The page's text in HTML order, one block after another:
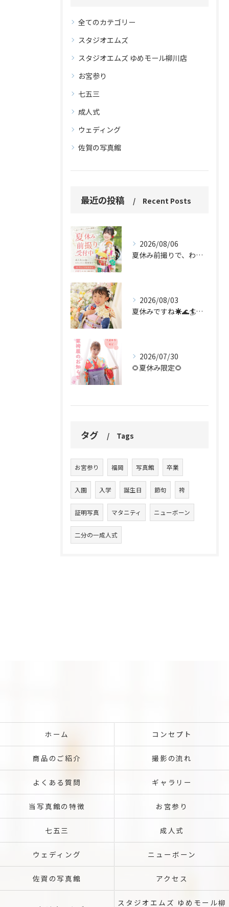
全てのカテゴリー
スタジオエムズ
スタジオエムズ ゆめモール柳川店
お宮参り
七五三
成人式
ウェディング
佐賀の写真館
最近の投稿 Recent Posts
2026/08/06
夏休み前撮りで、わたしらしい振袖姿を。
2026/08/03
夏休みですね☀️🌊🏄🌻✨
2026/07/30
🌻夏休み限定🌻
タグ Tags
お宮参り 福岡 写真館 卒業
入園 入学 誕生日 節句 袴
証明写真 マタニティ ニューボーン
二分の一成人式
ホーム コンセプト
商品のご紹介 撮影の流れ
よくある質問 ギャラリー
当写真館の特徴 お宮参り
七五三 成人式
ウェディング ニューボーン
佐賀の写真館 アクセス
スタジオエムズ ゆめモール柳